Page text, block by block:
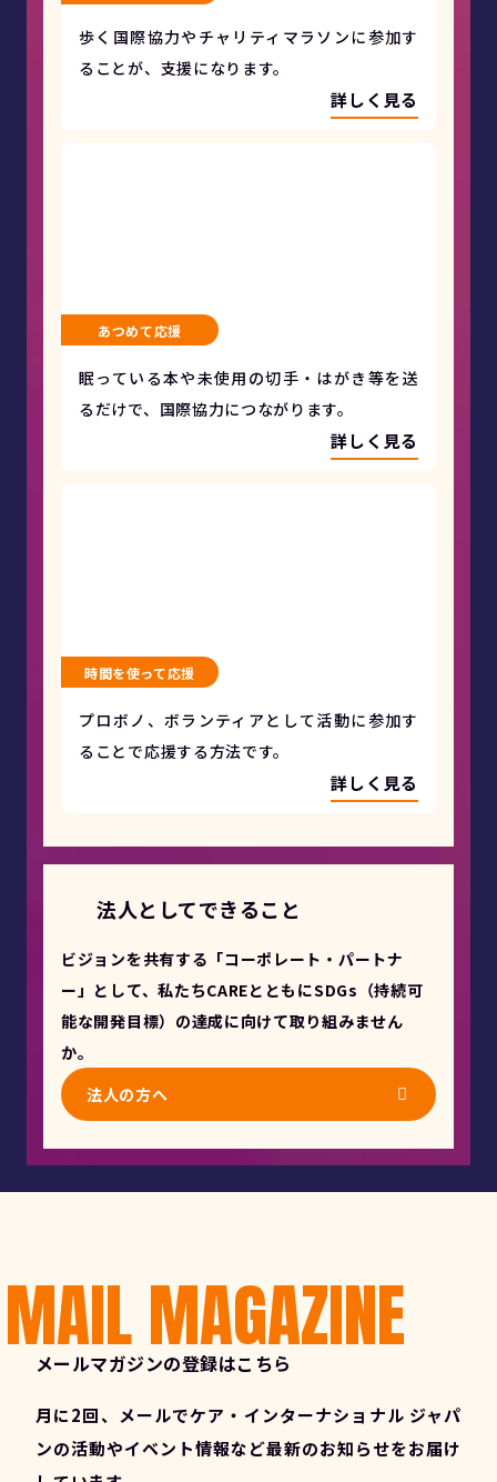
歩く国際協力やチャリティマラソンに参加す
ることが、支援になります。
詳しく見る
あつめて応援
眠っている本や未使用の切手・はがき等を送
るだけで、国際協力につながります。
詳しく見る
時間を使って応援
プロボノ、ボランティアとして活動に参加す
ることで応援する方法です。
詳しく見る
法人としてできること
ビジョンを共有する「コーポレート・パートナ
ー」として、私たちCAREとともにSDGs（持続可
能な開発目標）の達成に向けて取り組みません
か。
法人の方へ
MAIL MAGAZINE
メールマガジンの登録はこちら
月に2回、メールでケア・インターナショナル ジャパ
ンの活動やイベント情報など最新のお知らせをお届け